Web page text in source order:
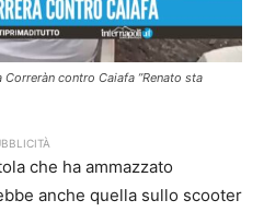
contro Caiafa ”Renato sta
che ha ammazzato
anche quella sullo scooter